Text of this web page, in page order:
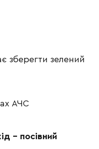
зберегти зелений
АЧС
– посівний